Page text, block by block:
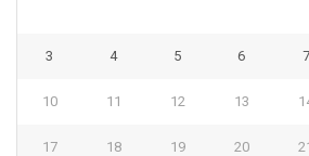
3 4 5 6 7
10 11 12 13
17 18 19 20